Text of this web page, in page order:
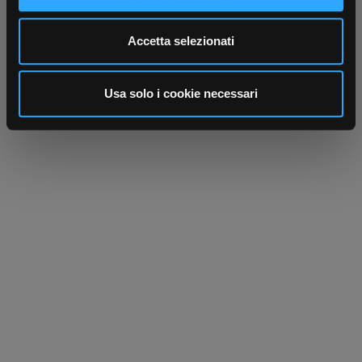
Utilizziamo i cookie per personalizzare contenuti ed
analizzare il nostro traffico. Condividiamo inoltre
informazioni sul modo in cui utilizza il nostro sito con i
nostri partner che si occupano di analisi dei dati web,
pubblicità e social media, i quali potrebbero combinarle
Accetta selezionati
Usa solo i cookie necessari